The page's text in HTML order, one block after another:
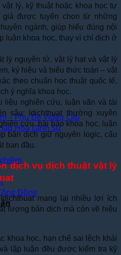
– Phụ Đề Video Clip
Hóa Lãnh Sự
Đồng
lý, kỹ thuật hoặc khoa học tự
được tuyển chọn từ những
ngành, giúp hiểu đúng nội
luận khoa học, thay vì chỉ dịch ở
lý nguyên tử, vật lý hạt và vật lý
ký hiệu và biểu thức toán – vật
theo chuẩn học thuật quốc tế,
ý nghĩa khoa học.
liệu nghiên cứu, luận văn và tài
sâu: Idichthuat thường xuyên
cứu, bài báo khoa học, luận
bản dịch giữ nguyên logic, cấu
ban đầu.
dịch vụ dịch thuật vật lý
mang lại nhiều lợi ích
lượng bản dịch mà còn về hiệu
khoa học, hạn chế sai lệch khái
lập luận đều được kiểm tra kỹ